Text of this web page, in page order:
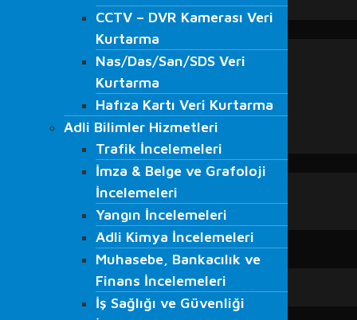
VMRay
Adli Bilişim Eğitimleri
S.O.M.E. Eğitimi
Veri Kurtarma Eğitimleri
Bilgi Güvenliği Farkındalığı Eğitimi
Beyaz Şapkalı Hacker Eğitimleri
Ağ Güvenliği Eğitimleri
Haberler
Medyada Fordefence
İLETİŞİM
CCTV – DVR Kamerası Veri
Kurtarma
Nas/Das/San/SDS Veri
Kurtarma
Hafıza Kartı Veri Kurtarma
Adli Bilimler Hizmetleri
Trafik İncelemeleri
İmza & Belge ve Grafoloji
İncelemeleri
Yangın İncelemeleri
Adli Kimya İncelemeleri
Muhasebe, Bankacılık ve
Finans İncelemeleri
İş Sağlığı ve Güvenliği
CCTV – DVR Kamerası Veri
Kurtarma
Nas/Das/San/SDS Veri
Kurtarma
Hafıza Kartı Veri Kurtarma
Adli Bilimler Hizmetleri
Trafik İncelemeleri
İmza & Belge ve Grafoloji
İncelemeleri
Yangın İncelemeleri
Adli Kimya İncelemeleri
Muhasebe, Bankacılık ve
Finans İncelemeleri
İş Sağlığı ve Güvenliği